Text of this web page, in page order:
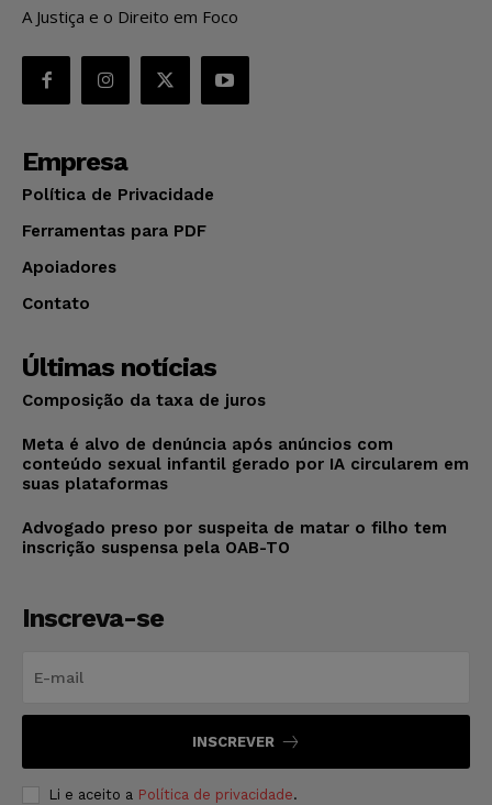
A Justiça e o Direito em Foco
Empresa
Política de Privacidade
Ferramentas para PDF
Apoiadores
Contato
Últimas notícias
Composição da taxa de juros
Meta é alvo de denúncia após anúncios com
conteúdo sexual infantil gerado por IA circularem em
suas plataformas
Advogado preso por suspeita de matar o filho tem
inscrição suspensa pela OAB-TO
Inscreva-se
INSCREVER
Li e aceito a Política de privacidade.